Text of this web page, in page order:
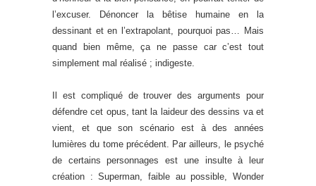
l’excuser. Dénoncer la bêtise humaine en la
dessinant et en l’extrapolant, pourquoi pas… Mais
quand bien même, ça ne passe car c’est tout
simplement mal réalisé ; indigeste.
Il est compliqué de trouver des arguments pour
défendre cet opus, tant la laideur des dessins va et
vient, et que son scénario est à des années
lumières du tome précédent. Par ailleurs, le psyché
de certains personnages est une insulte à leur
création : Superman, faible au possible, Wonder